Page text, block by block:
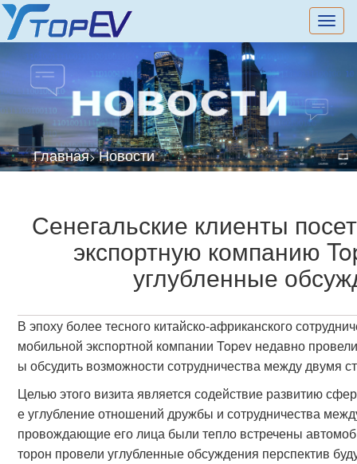
切
换
Главная>Новости
Сенегальские клиенты
экспортную компанию
углубленные
В эпоху более тесного китайско-африканского
мобильной экспортной компании Topev недавно
ы обсудить возможности сотрудничества между двумя
Целью этого визита является содействие развитию
е углубление отношений дружбы и сотрудничества
провождающие его лица были тепло встречены
торон провели углубленные обсуждения перспектив